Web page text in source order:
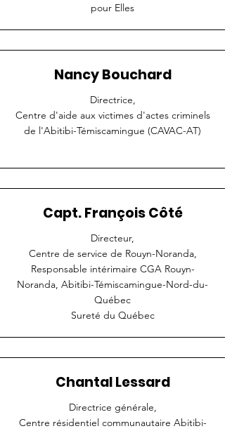
pour Elles
Nancy Bouchard
Directrice,
Centre d'aide aux victimes d'actes criminels
de l'Abitibi-Témiscamingue (CAVAC-AT)
Capt. François Côté
Directeur,
Centre de service de Rouyn-Noranda,
Responsable intérimaire CGA Rouyn-
Noranda, Abitibi-Témiscamingue-Nord-du-
Québec
Sureté du Québec
Chantal Lessard
Directrice générale,
Centre résidentiel communautaire Abitibi-